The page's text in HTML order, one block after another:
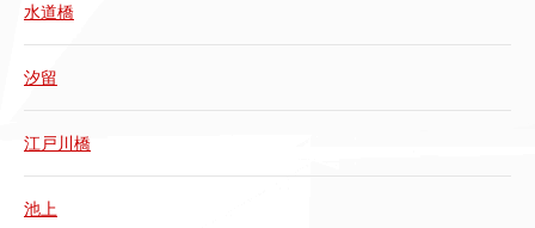
水道橋
汐留
江戸川橋
池上